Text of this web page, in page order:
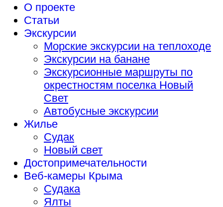
О проекте
Статьи
Экскурсии
Морские экскурсии на теплоходе
Экскурсии на банане
Экскурсионные маршруты по
окрестностям поселка Новый
Свет
Автобусные экскурсии
Жилье
Судак
Новый свет
Достопримечательности
Веб-камеры Крыма
Судака
Ялты